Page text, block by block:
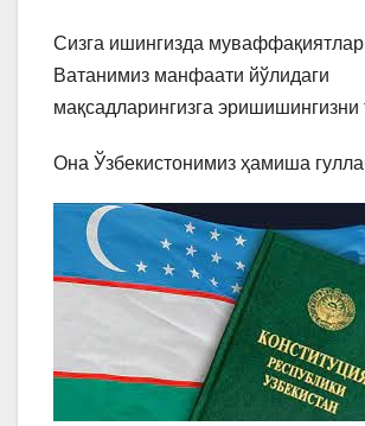
Сизга ишингизда
Ватанимиз манфаати йўлидаги
мақсадларингизга эришишингизни
Она Ўзбекистонимиз ҳамиша